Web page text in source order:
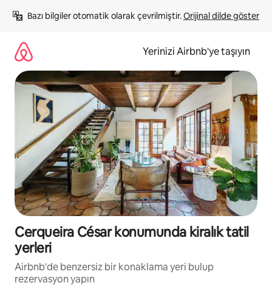
atla
Bazı bilgiler otomatik olarak çevrilmiştir. Orijinal dilde göster
Yerinizi Airbnb'ye taşıyın
Cerqueira César konumunda kiralık tatil
yerleri
Airbnb'de benzersiz bir konaklama yeri bulup
rezervasyon yapın